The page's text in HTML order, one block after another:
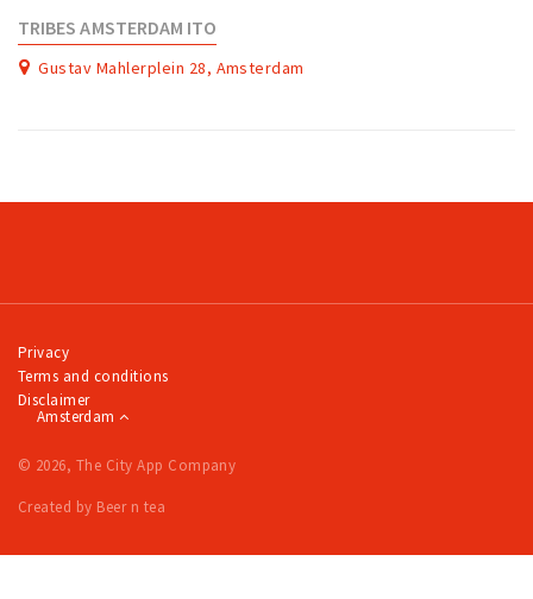
TRIBES AMSTERDAM ITO
Gustav Mahlerplein 28, Amsterdam
Privacy
Terms and conditions
Disclaimer
Amsterdam
© 2026, The City App Company
Created by Beer n tea